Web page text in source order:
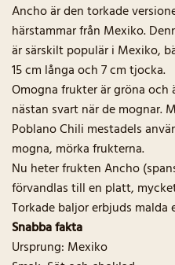
Ancho är den torkade
härstammar från Mexiko.
är särskilt populär i Mexiko,
15 cm långa och 7 cm tjocka.
Omogna frukter är gröna
nästan svart när de mognar.
Poblano Chili mestadels
mogna, mörka frukterna.
Nu heter frukten Ancho
förvandlas till en platt,
Torkade baljor erbjuds malda
Snabba fakta
Ursprung: Mexiko